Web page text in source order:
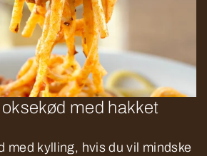
med hakket
med kylling, hvis du vil mindske